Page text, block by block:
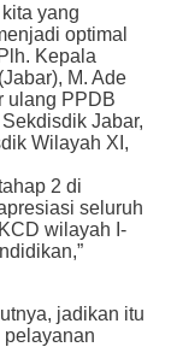
yang
optimal
Kepala
M. Ade
ulang PPDB
Jabar,
Wilayah XI,
2 di
seluruh
wilayah I-
jadikan itu
pelayanan